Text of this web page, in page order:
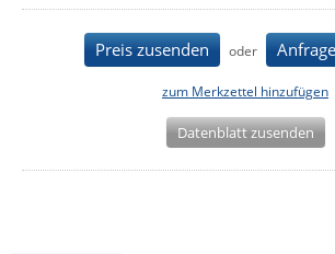
Kramer Electronics
Preis zusenden oder
zum Merkzettel hinzufügen
Datenblatt zusenden